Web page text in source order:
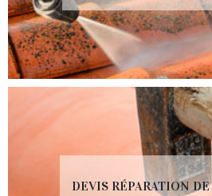
DEVIS RÉPARATION